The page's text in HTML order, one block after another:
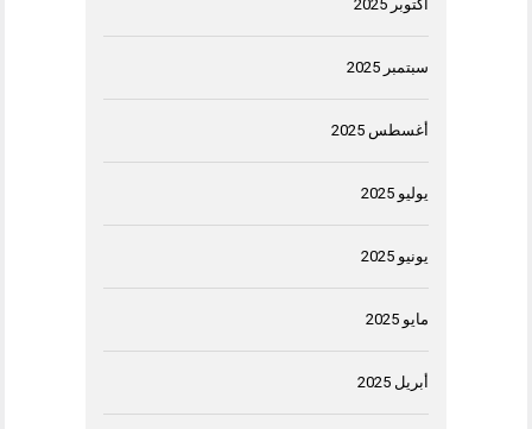
أكتوبر 2025
سبتمبر 2025
أغسطس 2025
يوليو 2025
يونيو 2025
مايو 2025
أبريل 2025